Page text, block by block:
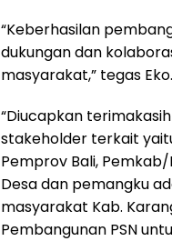
“Keberhasilan
dukungan dan
masyarakat,” tegas Eko.
“Diucapkan
stakeholder terkait
Pemprov Bali,
Desa dan pemangku
masyarakat Kab.
Pembangunan PSN